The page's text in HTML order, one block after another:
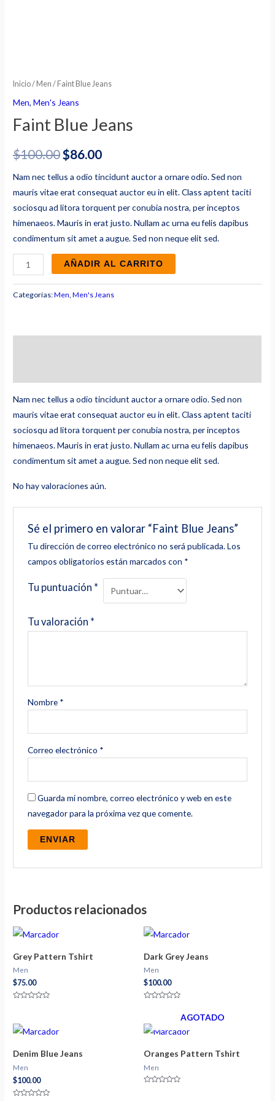
Inicio/Men / Faint Blue Jeans
Men,Men's Jeans
Faint Blue Jeans
$100.00$86.00
Nam nec tellus a odio tincidunt auctor a ornare odio. Sed non
mauris vitae erat consequat auctor eu in elit. Class aptent taciti
sociosqu ad litora torquent per conubia nostra, per inceptos
himenaeos. Mauris in erat justo. Nullam ac urna eu felis dapibus
condimentum sit amet a augue. Sed non neque elit sed.
Faint
Blue
Jeans
AÑADIR AL CARRITO
Categorías:Men,Men's Jeans
Nam nec tellus a odio tincidunt auctor a ornare odio. Sed non
mauris vitae erat consequat auctor eu in elit. Class aptent taciti
sociosqu ad litora torquent per conubia nostra, per inceptos
himenaeos. Mauris in erat justo. Nullam ac urna eu felis dapibus
condimentum sit amet a augue. Sed non neque elit sed.
No hay valoraciones aún.
Sé el primero en valorar “Faint Blue Jeans”
Tu dirección de correo electrónico no será publicada.Los
campos obligatorios están marcados con *
Tu puntuación *
Tu valoración *
Nombre *
Correo electrónico *
Guarda mi nombre, correo electrónico y web en este
navegador para la próxima vez que comente.
Productos relacionados
Grey Pattern Tshirt
Men
$75.00
de
5
Dark Grey Jeans
Men
$100.00
de
5
Denim Blue Jeans
Men
$100.00
AGOTADO
Oranges Pattern Tshirt
Men